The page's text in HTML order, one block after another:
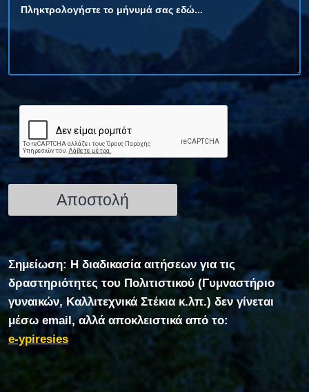
Σημείωση: Η διαδικασία αιτήσεων για τις
δραστηριότητες του Πολιτιστικού (Γυμναστήριο
γυναικών, Καλλιτεχνικά Στέκια κ.λπ.) δεν γίνεται
μέσω email, αλλά αποκλειστικά από το:
e-ypiresies